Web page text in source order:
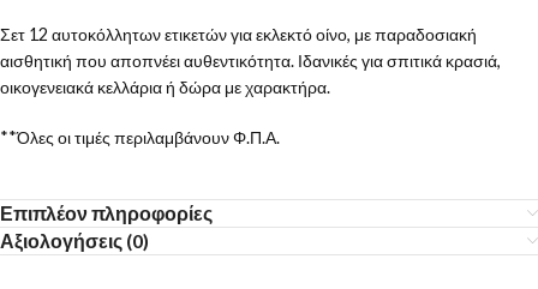
Σετ 12 αυτοκόλλητων ετικετών για εκλεκτό οίνο, με παραδοσιακή
αισθητική που αποπνέει αυθεντικότητα. Ιδανικές για σπιτικά κρασιά,
οικογενειακά κελλάρια ή δώρα με χαρακτήρα.
**Όλες οι τιμές περιλαμβάνουν Φ.Π.Α.
Επιπλέον πληροφορίες
Αξιολογήσεις (0)